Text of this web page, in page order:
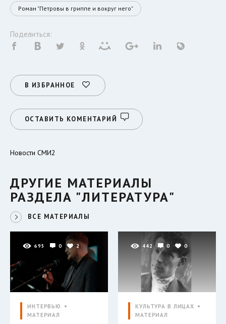
Роман "Петровы в гриппе и вокруг него"
Поделиться:
В ИЗБРАННОЕ
ОСТАВИТЬ КОМЕНТАРИЙ
Новости СМИ2
ДРУГИЕ МАТЕРИАЛЫ
РАЗДЕЛА "ЛИТЕРАТУРА"
ВСЕ МАТЕРИАЛЫ
695 0 2
ИНТЕРВЬЮ
МАТЕРИАЛ
442 0 0
КУЛЬТУРА В ЛИЦАХ
МАТЕРИАЛ